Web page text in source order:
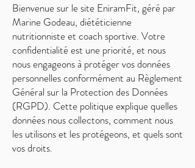
Bienvenue sur le site EniramFit, géré par
Marine Godeau, diététicienne
nutritionniste et coach sportive. Votre
confidentialité est une priorité, et nous
nous engageons à protéger vos données
personnelles conformément au Règlement
Général sur la Protection des Données
(RGPD). Cette politique explique quelles
données nous collectons, comment nous
les utilisons et les protégeons, et quels sont
vos droits.